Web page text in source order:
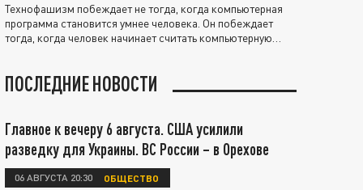
Технофашизм побеждает не тогда, когда компьютерная
программа становится умнее человека. Он побеждает
тогда, когда человек начинает считать компьютерную
ПОСЛЕДНИЕ НОВОСТИ
Главное к вечеру 6 августа. США усилили
разведку для Украины. ВС России – в Орехове
06 АВГУСТА 20:30 ОБЩЕСТВО